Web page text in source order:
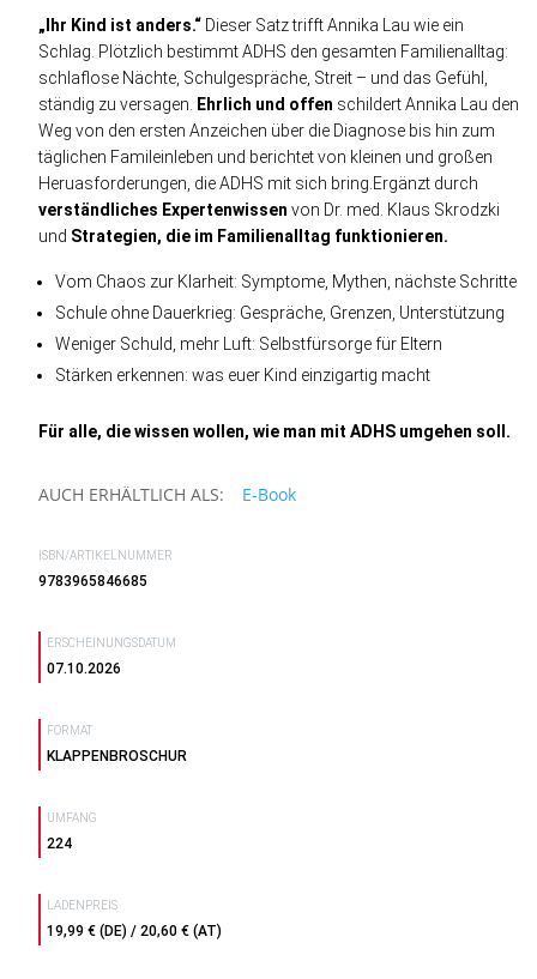
„Ihr Kind ist anders.“ Dieser Satz trifft Annika Lau wie ein
Schlag. Plötzlich bestimmt ADHS den gesamten Familienalltag:
schlaflose Nächte, Schulgespräche, Streit – und das Gefühl,
ständig zu versagen.
Ehrlich und offen schildert Annika Lau den
Weg von den ersten Anzeichen über die Diagnose bis hin zum
täglichen Famileinleben und berichtet von kleinen und großen
Heruasforderungen, die ADHS mit sich bring.Ergänzt durch
verständliches Expertenwissenvon Dr. med. Klaus Skrodzki
und Strategien, die im Familienalltag funktionieren.
Vom Chaos zur Klarheit: Symptome, Mythen, nächste Schritte
Schule ohne Dauerkrieg: Gespräche, Grenzen, Unterstützung
Weniger Schuld, mehr Luft: Selbstfürsorge für Eltern
Stärken erkennen: was euer Kind einzigartig macht
Für alle, die wissen wollen, wie man mit ADHS umgehen soll.
AUCH ERHÄLTLICH ALS: E-Book
ISBN/ARTIKELNUMMER
9783965846685
ERSCHEINUNGSDATUM
07.10.2026
FORMAT
KLAPPENBROSCHUR
UMFANG
224
LADENPREIS
19,99 € (DE) / 20,60 € (AT)